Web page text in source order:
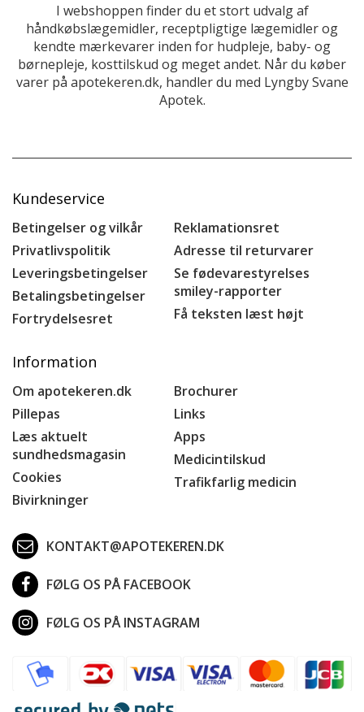
I webshoppen finder du et stort udvalg af
håndkøbslægemidler, receptpligtige lægemidler og
kendte mærkevarer inden for hudpleje, baby- og
børnepleje, kosttilskud og meget andet. Når du køber
varer på apotekeren.dk, handler du med Lyngby Svane
Apotek.
Kundeservice
Betingelser og vilkår
Privatlivspolitik
Leveringsbetingelser
Betalingsbetingelser
Fortrydelsesret
Reklamationsret
Adresse til returvarer
Se fødevarestyrelses
smiley-rapporter
Få teksten læst højt
Information
Om apotekeren.dk
Pillepas
Læs aktuelt
sundhedsmagasin
Cookies
Bivirkninger
Brochurer
Links
Apps
Medicintilskud
Trafikfarlig medicin
KONTAKT@APOTEKEREN.DK
FØLG OS PÅ FACEBOOK
FØLG OS PÅ INSTAGRAM